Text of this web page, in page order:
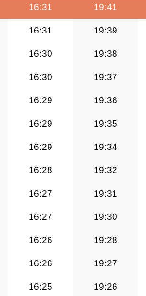
16:31 19:41
16:31 19:39
16:30 19:38
16:30 19:37
16:29 19:36
16:29 19:35
16:29 19:34
16:28 19:32
16:27 19:31
16:27 19:30
16:26 19:28
16:26 19:27
16:25 19:26